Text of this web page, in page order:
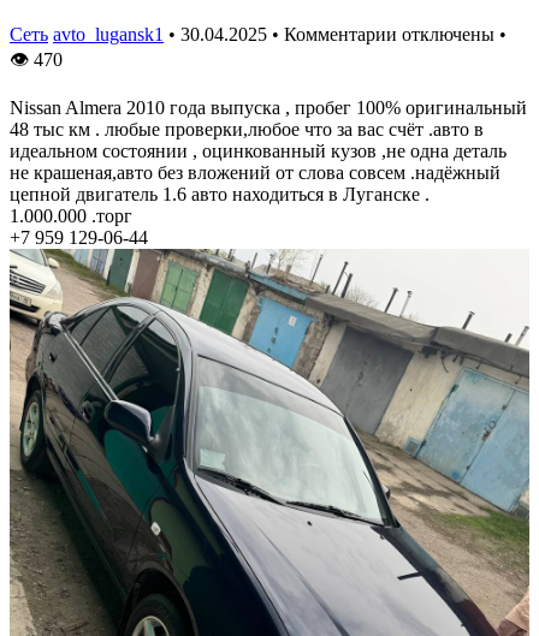
Сеть avto_lugansk1 • 30.04.2025 • Комментарии отключены •
👁 470
Nissan Almera 2010 года выпуска , пробег 100% оригинальный
48 тыс км . любые проверки,любое что за вас счёт .авто в
идеальном состоянии , оцинкованный кузов ,не одна деталь
не крашеная,авто без вложений от слова совсем .надёжный
цепной двигатель 1.6 авто находиться в Луганске .
1.000.000 .торг
+7 959 129-06-44